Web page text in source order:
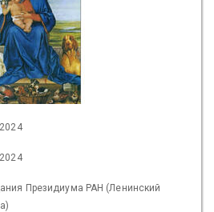
Президиума РАН (Ленинский